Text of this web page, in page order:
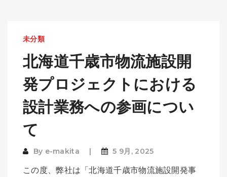
未分類
北海道千歳市物流施設開
発プロジェクトにおける
設計業務への参画につい
て
By e-makita 5 9月, 2025
この度、弊社は「北海道千歳市物流施設開発事